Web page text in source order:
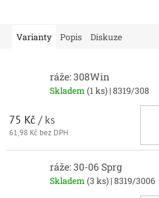
Varianty Popis Diskuze
ráže: 308Win
Skladem (1 ks) | 8319/308
75 Kč / ks
61,98 Kč bez DPH
ráže: 30-06 Sprg
Skladem (3 ks) | 8319/3006